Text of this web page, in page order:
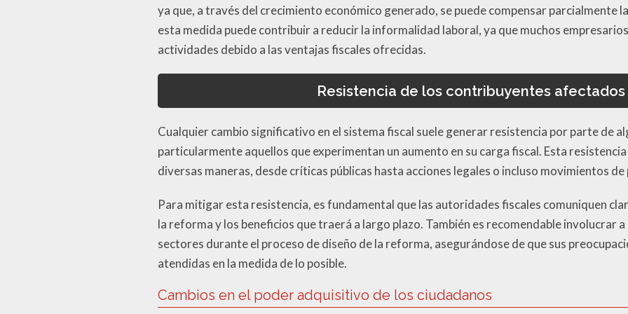
ya que, a través del crecimiento económico generado, se puede compensar parcialmente
esta medida puede contribuir a reducir la informalidad laboral, ya que muchos
actividades debido a las ventajas fiscales ofrecidas.
Resistencia de los contribuyentes afectados
Cualquier cambio significativo en el sistema fiscal suele generar resistencia por parte de
particularmente aquellos que experimentan un aumento en su carga fiscal. Esta
diversas maneras, desde críticas públicas hasta acciones legales o incluso movimientos
Para mitigar esta resistencia, es fundamental que las autoridades fiscales comuniquen
la reforma y los beneficios que traerá a largo plazo. También es recomendable involucrar
sectores durante el proceso de diseño de la reforma, asegurándose de que sus
atendidas en la medida de lo posible.
Cambios en el poder adquisitivo de los ciudadanos